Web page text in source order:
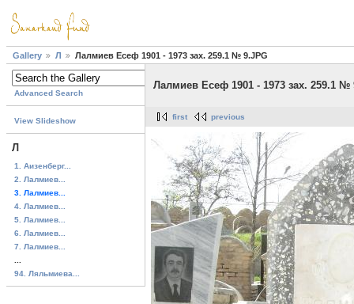
Gallery Л Лалмиев Есеф 1901 - 1973 зах. 259.1 № 9.JPG
Advanced Search
View Slideshow
Л
1. Аизенберг...
2. Лалмиев...
3. Лалмиев...
4. Лалмиев...
5. Лалмиев...
6. Лалмиев...
7. Лалмиев...
94. Ляльмиева...
Лалмиев Есеф 1901 - 1973 зах. 259.1 №
first previous